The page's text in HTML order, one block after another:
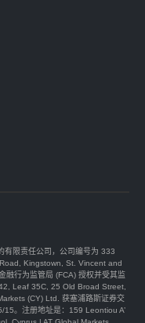
有限责任公司，公司编号为 333
Kingstown, St. Vincent and
融行为监管局 (FCA) 授权并受其监
Leaf 35C, 25 Old Broad Street,
(CY) Ltd. 获塞浦路斯证券交
15。注册地址是：159 Leontiou A’